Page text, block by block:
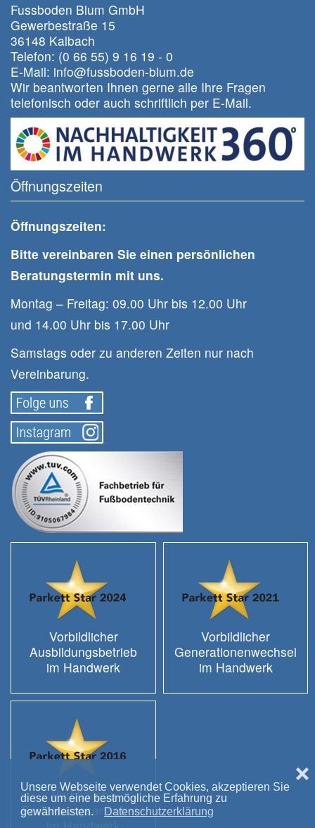
Unsere Webseite verwendet Cookies, akzeptieren Sie
diese um eine bestmögliche Erfahrung zu
gewährleisten.
Datenschutzerklärung
❌
Fussboden Blum GmbH
Gewerbestraße 15
36148 Kalbach
Telefon: (0 66 55) 9 16 19 - 0
E-Mail: info@fussboden-blum.de
Wir beantworten Ihnen gerne alle Ihre Fragen
telefonisch oder auch schriftlich per E-Mail.
Öffnungszeiten
Öffnungszeiten:
Bitte vereinbaren Sie einen persönlichen
Beratungstermin mit uns.
Montag – Freitag: 09.00 Uhr bis 12.00 Uhr
und 14.00 Uhr bis 17.00 Uhr
Samstags oder zu anderen Zeiten nur nach
Vereinbarung.
Vorbildlicher
Ausbildungsbetrieb
im Handwerk
Vorbildlicher
Generationenwechsel
im Handwerk
Vorbildliche
Fortbildungsangebote